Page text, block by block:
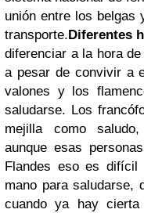
unión entre los belgas
transporte. Diferentes
diferenciar a la hora
a pesar de convivir a
valones y los
saludarse. Los
mejilla como
aunque esas
Flandes eso es
mano para saludarse,
cuando ya hay